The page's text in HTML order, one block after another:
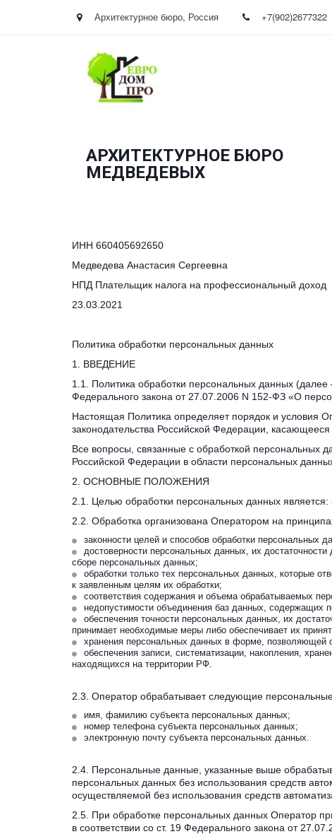
Архитектурное бюро, Россия +7(902)2677322
АРХИТЕКТУРНОЕ БЮРО
­МЕДВЕДЕВЫХ
ИНН 660405692650
Медведева Анастасия Сергеевна
НПД Плательщик налога на профессиональный доход
23.03.2021
Политика обработки персональных данных
1. ВВЕДЕНИЕ
1.1. Политика обработки персональных данных (далее
Федерального закона от 27.07.2006 N 152-ФЗ «О
Настоящая Политика определяет порядок и условия
законодательства Российской Федерации,
Все вопросы, связанные с обработкой персональных
Российской Федерации в области персональных
2. ОСНОВНЫЕ ПОЛОЖЕНИЯ
2.1. Целью обработки персональных данных
2.2. Обработка организована Оператором на
законности целей и способов обработки персональных
достоверности персональных данных, их
сборе персональных данных;
обработки только тех персональных данных, которые
к заявленным целям их обработки;
соответствия содержания и объема обрабатываемых
недопустимости объединения баз данных, содержащих
обеспечения точности персональных данных, их
принимает необходимые меры либо обеспечивает их
хранения персональных данных в форме, позволяющей
обеспечения записи, систематизации, накопления,
находящихся на территории РФ.
2.3. Оператор обрабатывает следующие
имя, фамилию субъекта персональных данных;
номер телефона субъекта персональных данных;
электронную почту субъекта персональных данных.
2.4. Персональные данные, указанные выше
персональных данных без использования средств
осуществляемой без использования средств
2.5. При обработке персональных данных Оператор
в соответствии со ст. 19 Федерального закона от